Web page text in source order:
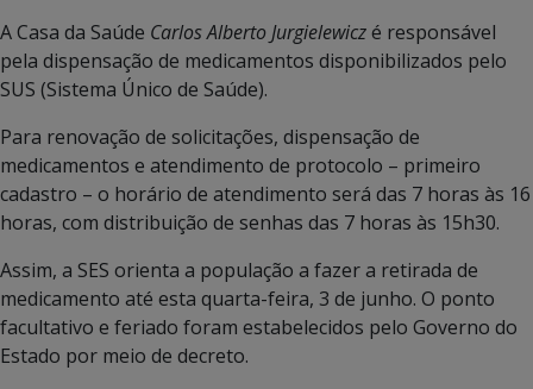
A Casa da Saúde Carlos Alberto Jurgielewiczé responsável
pela dispensação de medicamentos disponibilizados pelo
SUS (Sistema Único de Saúde).
Para renovação de solicitações, dispensação de
medicamentos e atendimento de protocolo – primeiro
cadastro – o horário de atendimento será das 7 horas às 16
horas, com distribuição de senhas das 7 horas às 15h30.
Assim, a SES orienta a população a fazer a retirada de
medicamento até esta quarta-feira, 3 de junho. O ponto
facultativo e feriado foram estabelecidos pelo Governo do
Estado por meio de decreto.